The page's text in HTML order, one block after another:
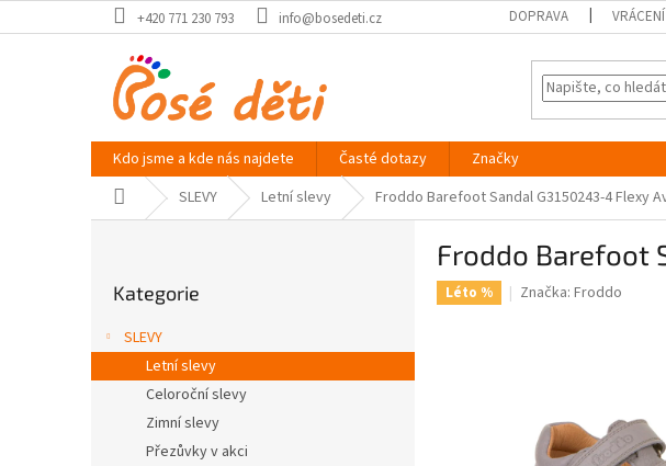
na
+420 771 230 793 info@bosedeti.cz DOPRAVA
Kdo jsme a kde nás najdete Časté dotazy
Značky
Domů SLEVY Letní slevy Froddo Barefoot Sandal G3150243-4 Flexy
a
n
kategorie
Kategorie
SLEVY
Letní slevy
Celoroční slevy
Zimní slevy
Přezůvky v akci
Froddo Barefoot
Léto % Značka: Froddo